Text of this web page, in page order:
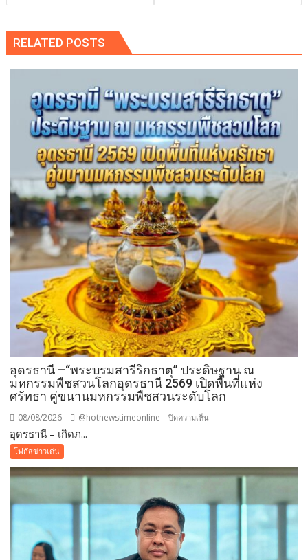
RELATED POSTS
อุดรธานี –“พระบรมสารีริกธาตุ” ประดิษฐาน ณ
มหกรรมพืชสวนโลกอุดรธานี 2569 เปิดพื้นที่แห่ง
ศรัทธา คู่ขนานมหกรรมพืชสวนระดับโลก
08/08/2026 @hotnewstimeonline ปิดความเห็น
ประดิษฐาน
มหกรรม
สวน
อุดรธานี – เกิดภ...
โฟกัสข่าวเด่น